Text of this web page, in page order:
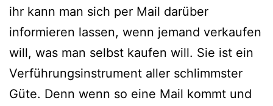
ihr kann man sich per Mail darüber
informieren lassen, wenn jemand verkaufen
will, was man selbst kaufen will. Sie ist ein
Verführungsinstrument aller schlimmster
Güte. Denn wenn so eine Mail kommt und